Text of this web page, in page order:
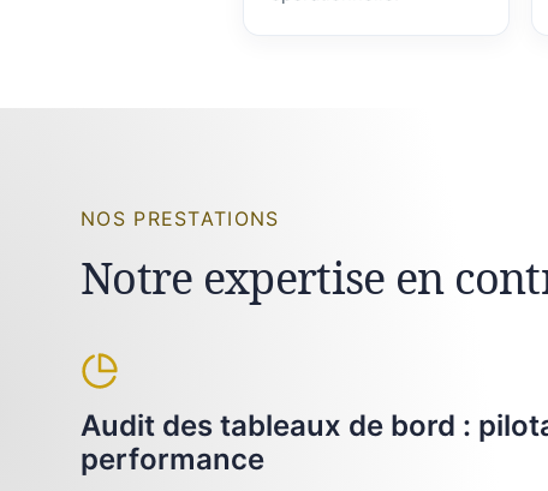
NOS PRESTATIONS
Notre expertise en
Audit des tableaux de bord :
performance